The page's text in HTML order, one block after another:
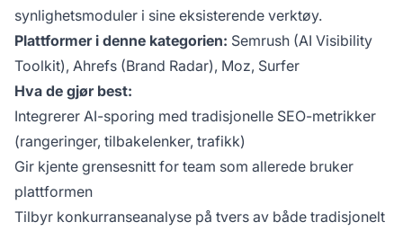
synlighetsmoduler i sine eksisterende verktøy.
Plattformer i denne kategorien: Semrush (AI Visibility
Toolkit), Ahrefs (Brand Radar), Moz, Surfer
Hva de gjør best:
Integrerer AI-sporing med tradisjonelle SEO-metrikker
(rangeringer, tilbakelenker, trafikk)
Gir kjente grensesnitt for team som allerede bruker
plattformen
Tilbyr konkurranseanalyse på tvers av både tradisjonelt